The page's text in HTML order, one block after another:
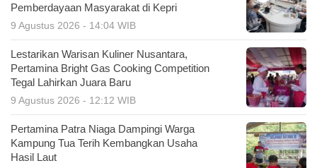
Pemberdayaan Masyarakat di Kepri
9 Agustus 2026 - 14:04 WIB
Lestarikan Warisan Kuliner Nusantara,
Pertamina Bright Gas Cooking Competition
Tegal Lahirkan Juara Baru
9 Agustus 2026 - 12:12 WIB
Pertamina Patra Niaga Dampingi Warga
Kampung Tua Terih Kembangkan Usaha
Hasil Laut